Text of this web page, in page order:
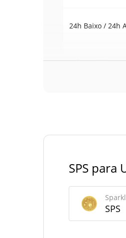
24h Baixo / 24h
Volume24h
Fornecimento
Fornecimento
circulação
SPS para
SPS